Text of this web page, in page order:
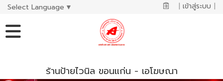
Select Language ▼ | เข้าสู่ระบบ |
ร้านป้ายไวนิล ขอนแก่น - เอโฆษณา